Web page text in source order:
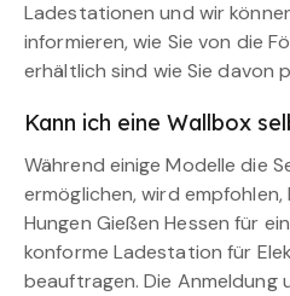
Ladestationen und wir
informieren, wie Sie von die
erhältlich sind wie Sie davon
Kann ich eine Wallbox
Während einige Modelle die
ermöglichen, wird empfohlen,
Hungen Gießen Hessen für
konforme Ladestation für
beauftragen. Die Anmeldung